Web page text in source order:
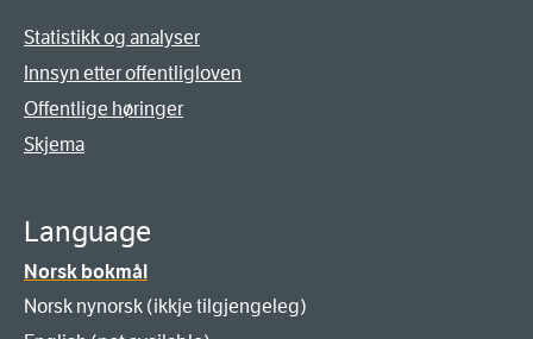
Statistikk og analyser
Innsyn etter offentligloven
Offentlige høringer
Skjema
Language
Norsk bokmål
Norsk nynorsk (ikkje tilgjengeleg)